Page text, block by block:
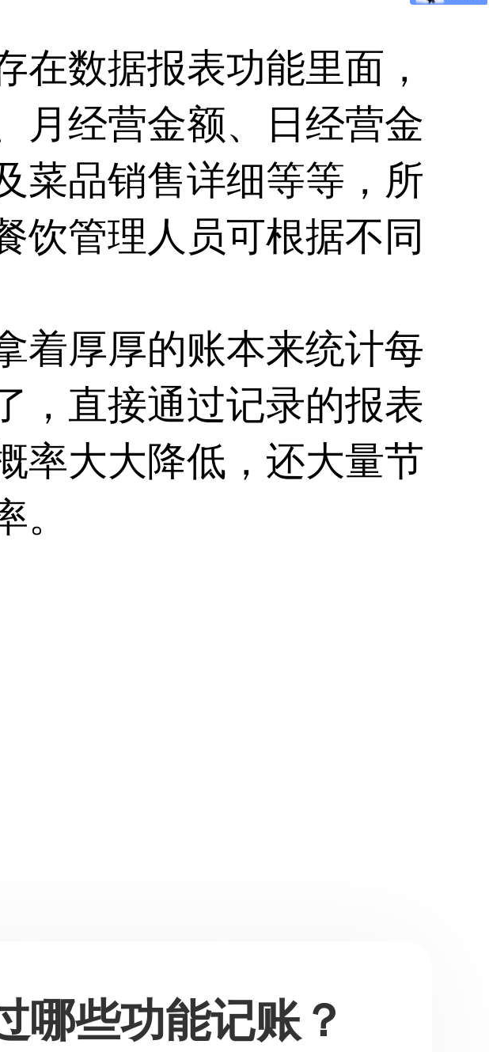
在数据报表功能里面，
月经营金额、日经营金
菜品销售详细等等，所
饮管理人员可根据不同
着厚厚的账本来统计每
，直接通过记录的报表
率大大降低，还大量节
哪些功能记账？